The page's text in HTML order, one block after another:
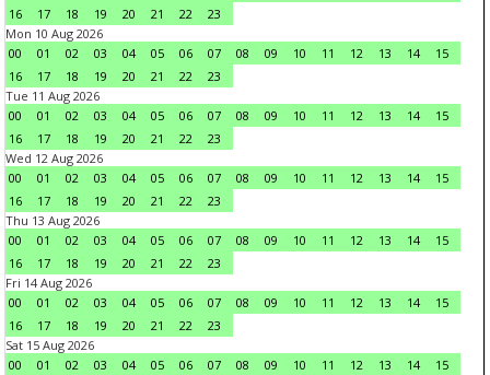
16
17 18 19 20 21 22
23
Mon 10 Aug 2026
00
01 02 03 04 05 06 07 08 09 10 11 12 13 14
15
16
17 18 19 20 21 22
23
Tue 11 Aug 2026
00
01 02 03 04 05 06 07 08 09 10 11 12 13 14
15
16
17 18 19 20 21 22
23
Wed 12 Aug 2026
00
01 02 03 04 05 06 07 08 09 10 11 12 13 14
15
16
17 18 19 20 21 22
23
Thu 13 Aug 2026
00
01 02 03 04 05 06 07 08 09 10 11 12 13 14
15
16
17 18 19 20 21 22
23
Fri 14 Aug 2026
00
01 02 03 04 05 06 07 08 09 10 11 12 13 14
15
16
17 18 19 20 21 22
23
Sat 15 Aug 2026
00
01 02 03 04 05 06 07 08 09 10 11 12 13 14 15